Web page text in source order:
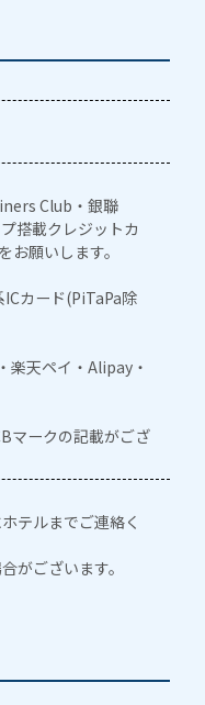
Club・銀聯
搭載クレジットカ
願いします。
カード(PiTaPa除
楽天ペイ・Alipay・
マークの記載がござ
テルまでご連絡く
がございます。